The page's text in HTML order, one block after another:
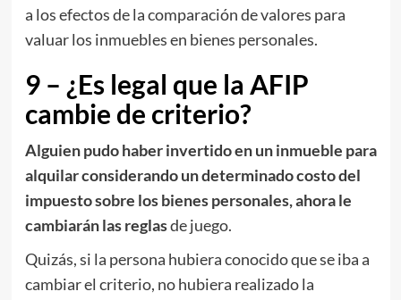
a los efectos de la comparación de valores para
valuar los inmuebles en bienes personales.
9 – ¿Es legal que la AFIP
cambie de criterio?
Alguien pudo haber invertido en un inmueble para
alquilar considerando un determinado costo del
impuesto sobre los bienes personales, ahora le
cambiarán las reglasde juego.
Quizás, si la persona hubiera conocido que se iba a
cambiar el criterio, no hubiera realizado la